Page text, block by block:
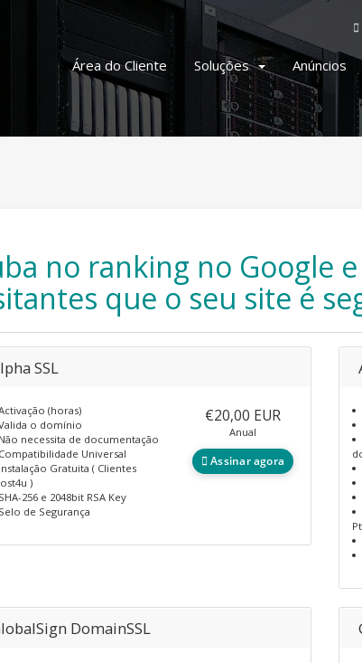
Área do Cliente Soluções Anúncios
no ranking no Google
que o seu site é
SSL
(horas)
o domínio
necessita de documentação
Universal
Gratuita ( Clientes
)
256 e 2048bit RSA Key
de Segurança
€20,00 EUR
Anual
Assinar agora
DomainSSL